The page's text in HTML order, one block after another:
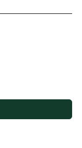
zu erhöhen oder